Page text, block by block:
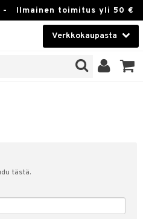
Ilmainen toimitus yli 50 €
Verkkokaupasta
tästä.